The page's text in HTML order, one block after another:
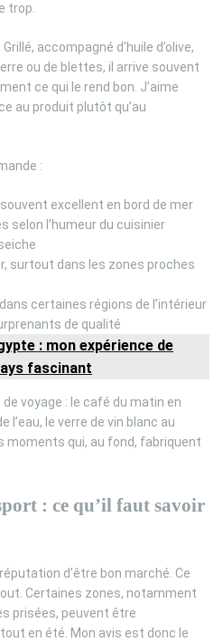
trop.
accompagné d’huile d’olive,
ou de blettes, il arrive souvent
ce qui le rend bon. J’aime
au produit plutôt qu’au
:
excellent en bord de mer
selon l’humeur du cuisinier
surtout dans les zones proches
certaines régions de l’intérieur
de qualité
: mon expérience de
fascinant
voyage : le café du matin en
l’eau, le verre de vin blanc au
moments qui, au fond, fabriquent
: ce qu’il faut savoir
d’être bon marché. Ce
Certaines zones, notamment
prisées, peuvent être
en été. Mon avis est donc le